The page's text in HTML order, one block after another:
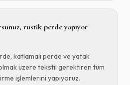
rustik perde yapıyor
katlamalı perde ve yatak
üzere tekstil gerektiren tüm
işlemlerini yapıyoruz.